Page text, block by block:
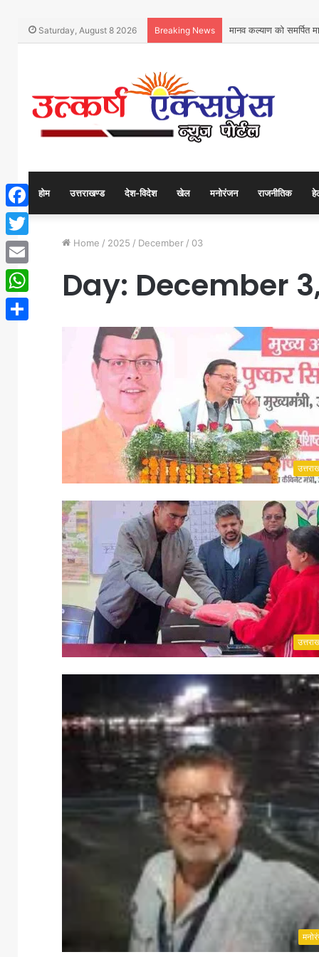
Saturday, August 8 2026 Breaking News मानव कल्याण को समर्पित
होम उत्तराखण्ड देश-विदेश खेल मनोरंजन राजनीतिक
Home / 2025 / December / 03
Day: December
Facebook
Twitter
Email
WhatsApp